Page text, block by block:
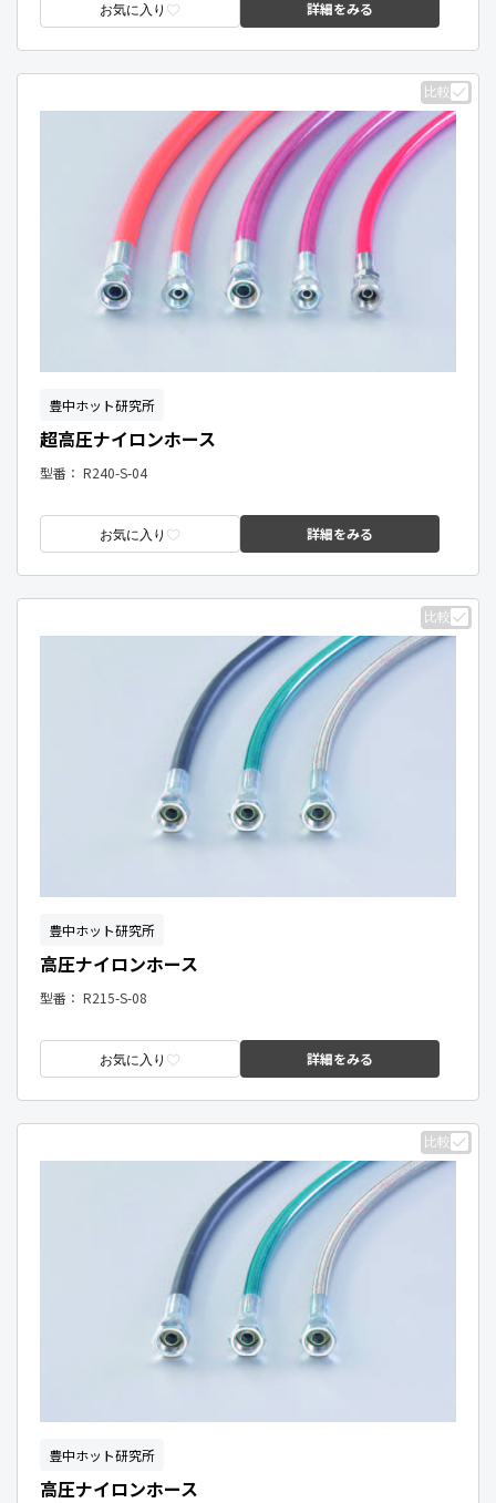
お気に入り 詳細をみる
比較
豊中ホット研究所
超高圧ナイロンホース
型番： R240-S-04
お気に入り 詳細をみる
比較
豊中ホット研究所
高圧ナイロンホース
型番： R215-S-08
お気に入り 詳細をみる
比較
豊中ホット研究所
高圧ナイロンホース